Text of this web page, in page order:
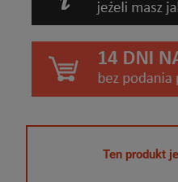
Ten produkt